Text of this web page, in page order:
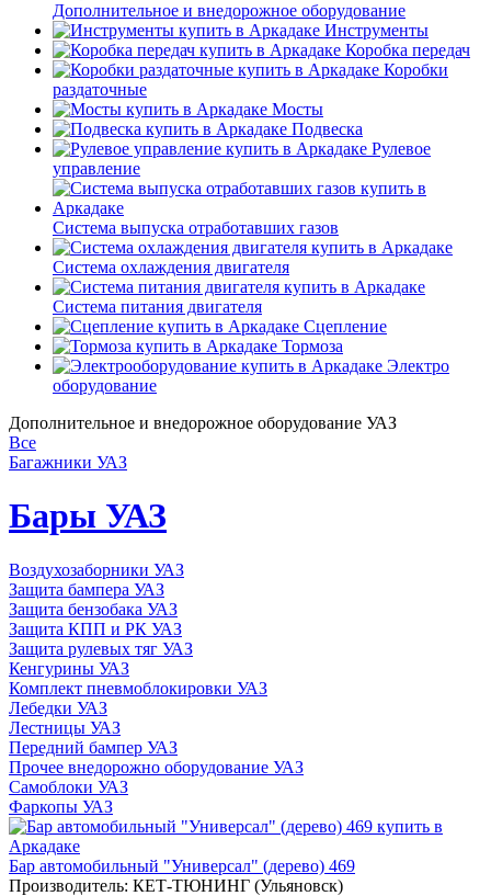
Дополнительное и внедорожное оборудование
Инструменты
Коробка передач
Коробки
раздаточные
Мосты
Подвеска
Рулевое
управление
Система выпуска отработавших газов
Система охлаждения двигателя
Система питания двигателя
Сцепление
Тормоза
Электро
оборудование
Дополнительное и внедорожное оборудование УАЗ
Все
Багажники УАЗ
Бары УАЗ
Воздухозаборники УАЗ
Защита бампера УАЗ
Защита бензобака УАЗ
Защита КПП и РК УАЗ
Защита рулевых тяг УАЗ
Кенгурины УАЗ
Комплект пневмоблокировки УАЗ
Лебедки УАЗ
Лестницы УАЗ
Передний бампер УАЗ
Прочее внедорожно оборудование УАЗ
Самоблоки УАЗ
Фаркопы УАЗ
Бар автомобильный "Универсал" (дерево) 469
Производитель: КЕТ-ТЮНИНГ (Ульяновск)